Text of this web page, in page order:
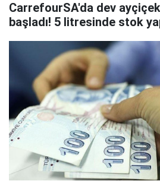
CarrefourSA'da dev
başladı! 5 litresinde stok